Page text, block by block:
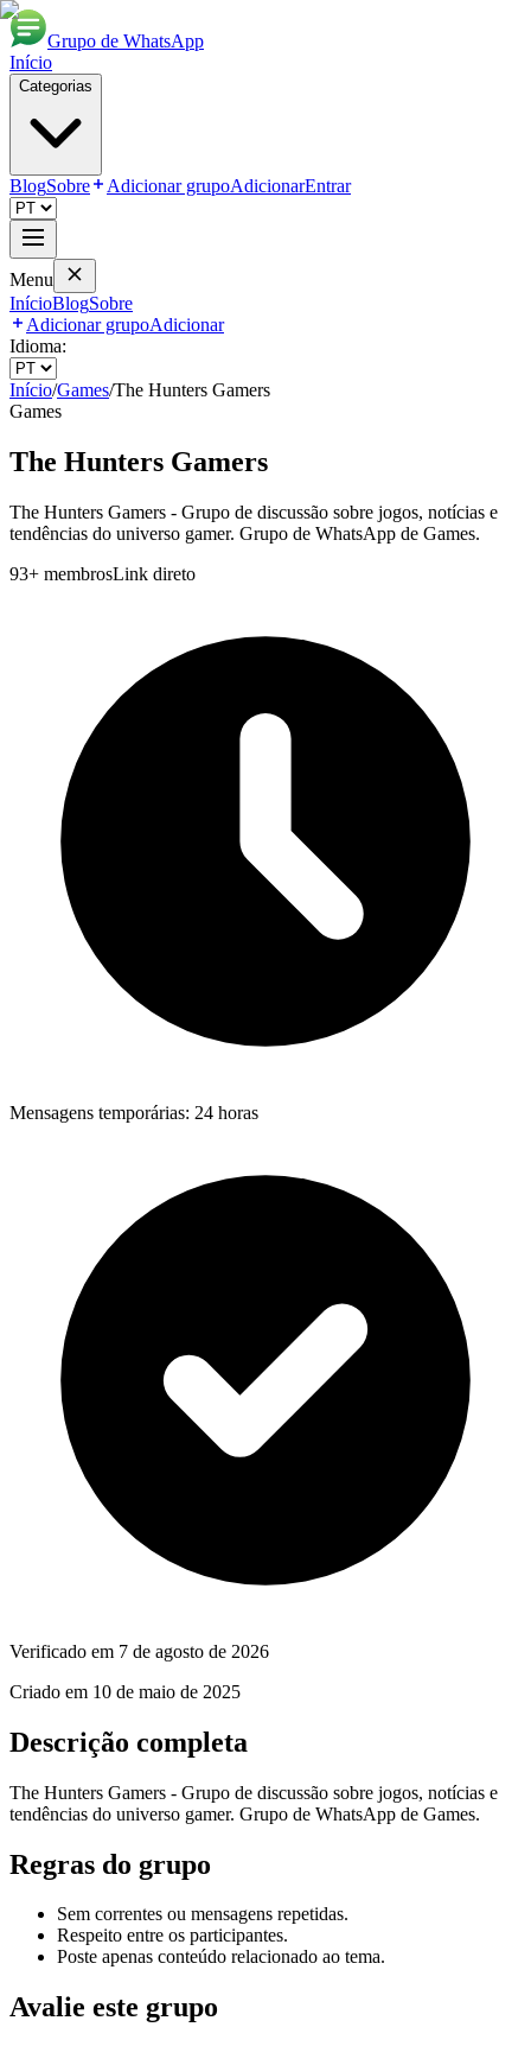
Grupo de WhatsApp
Início
Categorias
BlogSobre Adicionar grupoAdicionarEntrar
Menu
InícioBlogSobre
Adicionar grupoAdicionar
Idioma:
Início/Games/The Hunters Gamers
Games
The Hunters Gamers
The Hunters Gamers - Grupo de discussão sobre jogos, notícias e
tendências do universo gamer. Grupo de WhatsApp de Games.
93+ membrosLink direto
Mensagens temporárias: 24 horas
Verificado em 7 de agosto de 2026
Criado em 10 de maio de 2025
Descrição completa
The Hunters Gamers - Grupo de discussão sobre jogos, notícias e
tendências do universo gamer. Grupo de WhatsApp de Games.
Regras do grupo
Sem correntes ou mensagens repetidas.
Respeito entre os participantes.
Poste apenas conteúdo relacionado ao tema.
Avalie este grupo